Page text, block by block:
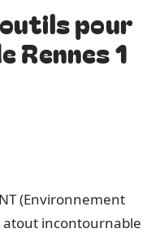
pour
Rennes 1
(Environnement
atout incontournable